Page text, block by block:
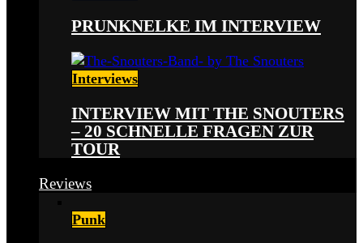
PRUNKNELKE IM INTERVIEW
Interviews
INTERVIEW MIT THE SNOUTERS
– 20 SCHNELLE FRAGEN ZUR
TOUR
Reviews
Punk